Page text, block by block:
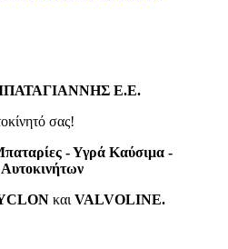
Ε.Ε.
σας!
- Υγρά Καύσιμα -
και VALVOLINE.